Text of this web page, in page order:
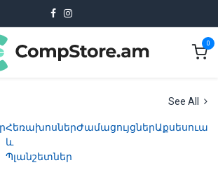
0
See All
Հեռախոսներ
և
Պլանշետներ
Ժամացույցներ